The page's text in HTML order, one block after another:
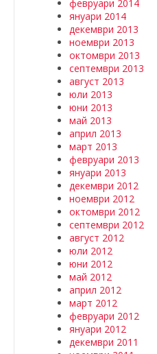
февруари 2014
януари 2014
декември 2013
ноември 2013
октомври 2013
септември 2013
август 2013
юли 2013
юни 2013
май 2013
април 2013
март 2013
февруари 2013
януари 2013
декември 2012
ноември 2012
октомври 2012
септември 2012
август 2012
юли 2012
юни 2012
май 2012
април 2012
март 2012
февруари 2012
януари 2012
декември 2011